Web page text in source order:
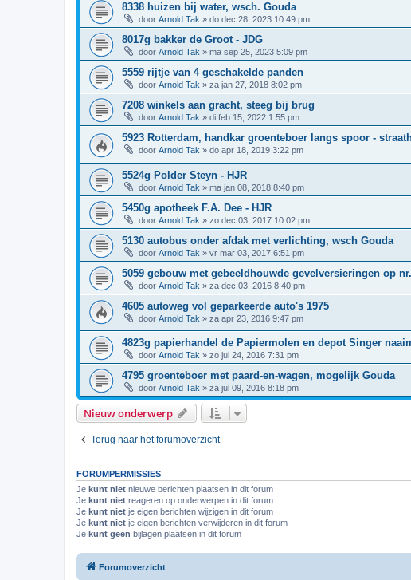
8338 huizen bij water, wsch. Gouda
door Arnold Tak » do dec 28, 2023 10:49 pm
8017g bakker de Groot - JDG
door Arnold Tak » ma sep 25, 2023 5:09 pm
5559 rijtje van 4 geschakelde panden
door Arnold Tak » za jan 27, 2018 8:02 pm
7208 winkels aan gracht, steeg bij brug
door Arnold Tak » di feb 15, 2022 1:55 pm
5923 Rotterdam, handkar groenteboer langs spoor -
door Arnold Tak » do apr 18, 2019 3:22 pm
5524g Polder Steyn - HJR
door Arnold Tak » ma jan 08, 2018 8:40 pm
5450g apotheek F.A. Dee - HJR
door Arnold Tak » zo dec 03, 2017 10:02 pm
5130 autobus onder afdak met verlichting, wsch Gouda
door Arnold Tak » vr mar 03, 2017 6:51 pm
5059 gebouw met gebeeldhouwde gevelversieringen op
door Arnold Tak » za dec 03, 2016 8:40 pm
4605 autoweg vol geparkeerde auto's 1975
door Arnold Tak » za apr 23, 2016 9:47 pm
4823g papierhandel de Papiermolen en depot Singer
door Arnold Tak » zo jul 24, 2016 7:31 pm
4795 groenteboer met paard-en-wagen, mogelijk Gouda
door Arnold Tak » za jul 09, 2016 8:18 pm
Nieuw onderwerp
Terug naar het forumoverzicht
FORUMPERMISSIES
Je kunt niet nieuwe berichten plaatsen in dit forum
Je kunt niet reageren op onderwerpen in dit forum
Je kunt niet je eigen berichten wijzigen in dit forum
Je kunt niet je eigen berichten verwijderen in dit forum
Je kunt geen bijlagen plaatsen in dit forum
Forumoverzicht